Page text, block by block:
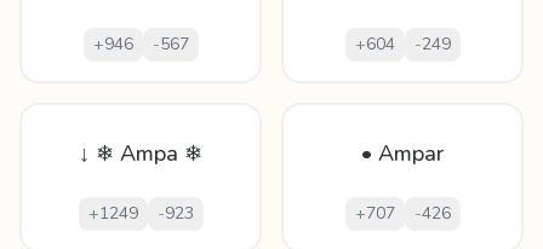
+946 -567 +604 -249
↓ ❄ Ampa ❄
+1249 -923
• Ampar
+707 -426